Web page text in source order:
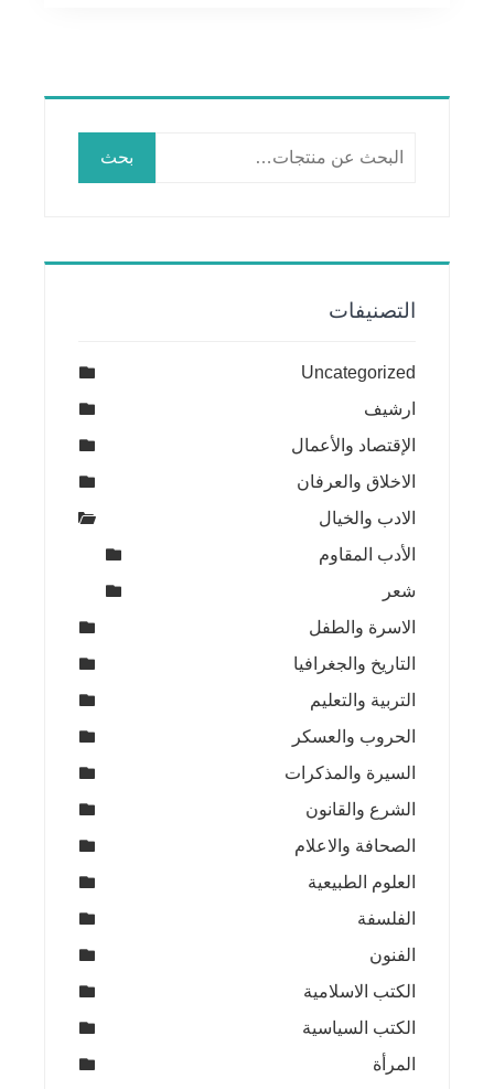
بحث
التصنيفات
Uncategorized
ارشيف
الإقتصاد والأعمال
الاخلاق والعرفان
الادب والخيال
الأدب المقاوم
شعر
الاسرة والطفل
التاريخ والجغرافيا
التربية والتعليم
الحروب والعسكر
السيرة والمذكرات
الشرع والقانون
الصحافة والاعلام
العلوم الطبيعية
الفلسفة
الفنون
الكتب الاسلامية
الكتب السياسية
المرأة